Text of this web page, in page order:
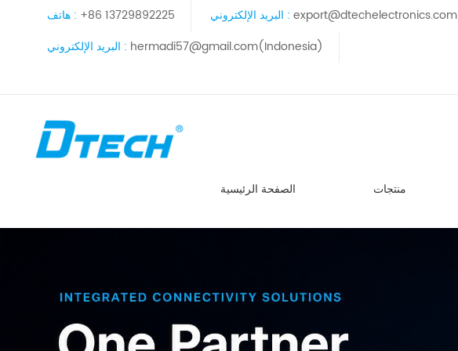
هاتف : +86 13729892225 البريد الإلكتروني : export@dtechelectronics.com
البريد الإلكتروني : hermadi57@gmail.com(Indonesia)
الصفحة الرئيسية منتجات